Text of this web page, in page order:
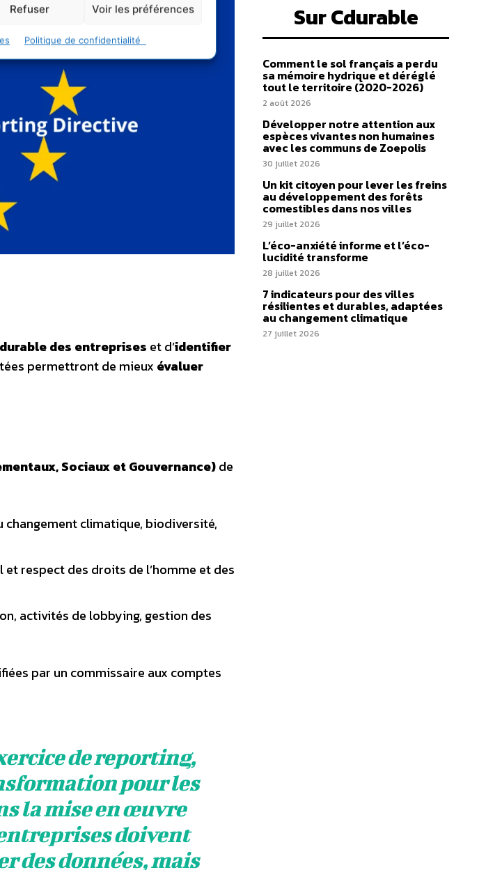
Refuser Voir les préférences
Politique de confidentialité
des entreprises et d’identifier
permettront de mieux évaluer
Sociaux et Gouvernance)de
climatique, biodiversité,
respect des droits de l’homme et des
activités de lobbying, gestion des
par un commissaire aux comptes
de reporting,
pour les
la mise en œuvre
doivent
des données, mais
Sur Cdurable
Comment le sol français a perdu
sa mémoire hydrique et déréglé
tout le territoire (2020-2026)
2 août 2026
Développer notre attention aux
espèces vivantes non humaines
avec les communs de Zoepolis
30 juillet 2026
Un kit citoyen pour lever les freins
au développement des forêts
comestibles dans nos villes
29 juillet 2026
L’éco-anxiété informe et l’éco-
lucidité transforme
28 juillet 2026
7 indicateurs pour des villes
résilientes et durables, adaptées
au changement climatique
27 juillet 2026